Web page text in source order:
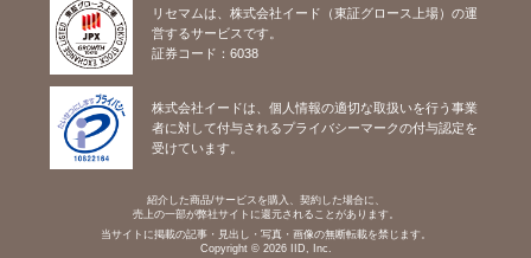
リセマムは、株式会社イード（東証グロース上場）の運
営するサービスです。
証券コード：6038
株式会社イードは、個人情報の適切な取扱いを行う事業
者に対して付与されるプライバシーマークの付与認定を
受けています。
紹介した商品/サービスを購入、契約した場合に、
売上の一部が弊社サイトに還元されることがあります。
当サイトに掲載の記事・見出し・写真・画像の無断転載を禁じます。
Copyright © 2026 IID, Inc.